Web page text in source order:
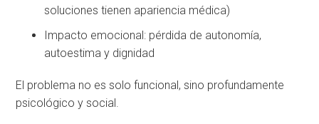
soluciones tienen apariencia médica)
Impacto emocional: pérdida de autonomía,
autoestima y dignidad
El problema no es solo funcional, sino profundamente
psicológico y social.